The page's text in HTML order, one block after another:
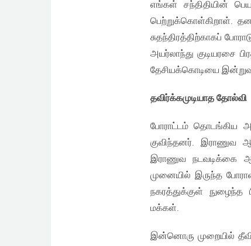
எங்கள் சந்திதியின்
பெற்றுக்கொள்கிறாள்.
சுதந்திரத்திற்காகப்
அயர்லாந்து குடியரசை
தேசியக்கொடியை
தவிர்க்கமுடியாத தோல்வி
போராட்டம் தொடங்கிய
குவிந்தனர். இராணுவ
இராணுவ நடவடிக்கை
முனையில் இருந்த
நகரத்துக்குள் நுழைந்த
மக்கள்.
இன்னொரு முறையில்